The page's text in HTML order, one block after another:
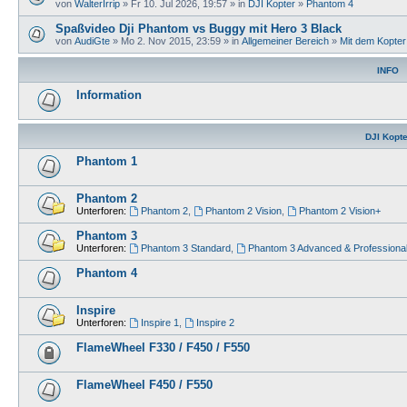
von WalterIrrip » Fr 10. Jul 2026, 19:57 » in DJI Kopter » Phantom 4
Spaßvideo Dji Phantom vs Buggy mit Hero 3 Black
von AudiGte » Mo 2. Nov 2015, 23:59 » in Allgemeiner Bereich » Mit dem
INFO
Information
DJI
Phantom 1
Phantom 2
Unterforen: Phantom 2, Phantom 2 Vision, Phantom 2 Vision+
Phantom 3
Unterforen: Phantom 3 Standard, Phantom 3 Advanced & Professional
Phantom 4
Inspire
Unterforen: Inspire 1 Inspire 2
FlameWheel F330 / F450 / F550
FlameWheel F450 / F550